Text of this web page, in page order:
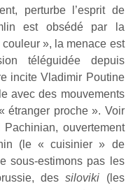
perturbe l’esprit de
est obsédé par la
», la menace est
téléguidée depuis
incite Vladimir Poutine
avec des mouvements
étranger proche ». Voir
ouvertement
(le « cuisinier » de
sous-estimons pas les
dessiloviki (les